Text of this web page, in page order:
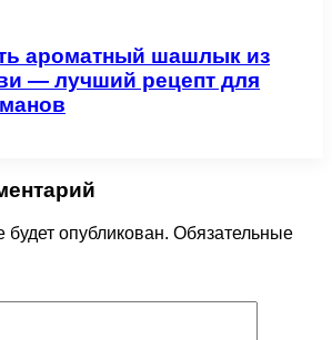
ароматный шашлык из
— лучший рецепт для
опубликован. Обязательные